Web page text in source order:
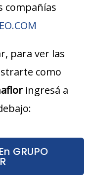
compañías
para ver las
como
ingresá a
GRUPO